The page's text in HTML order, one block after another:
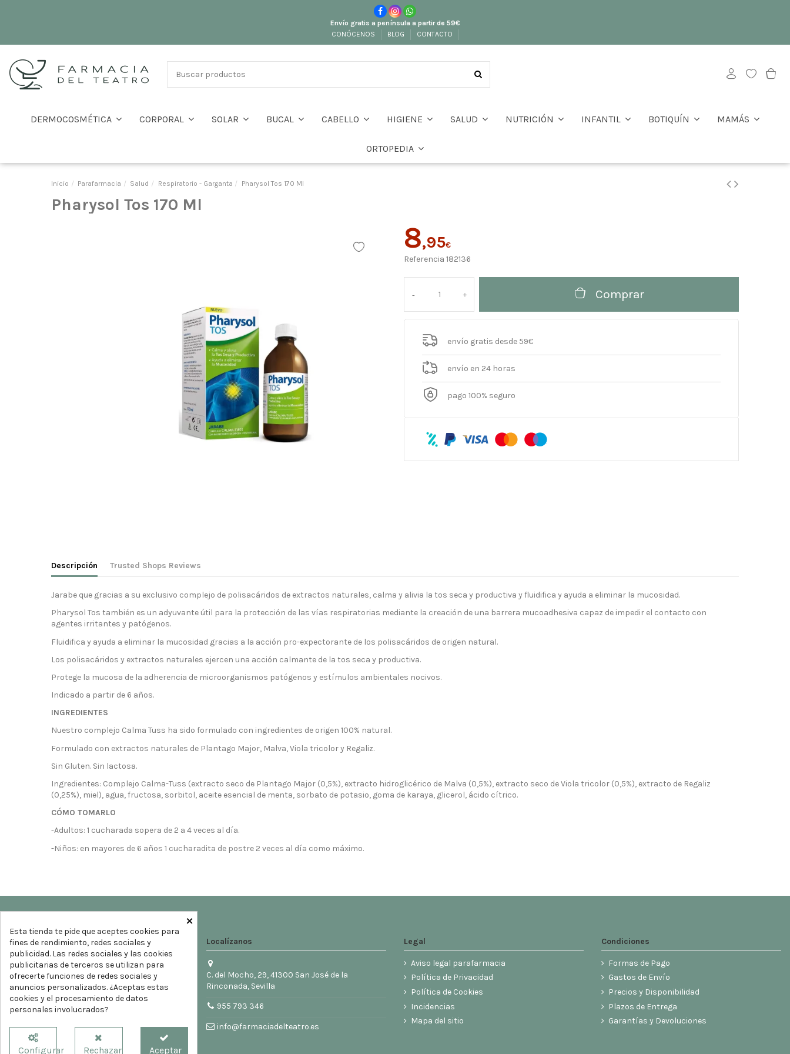
Envío gratis a península a partir de 59€
CONÓCENOS
BLOG CONTACTO
DERMOCOSMÉTICA CORPORAL SOLAR BUCAL CABELLO HIGIENE SALUD NUTRICIÓN INFANTIL BOTIQUÍN MAMÁS
ORTOPEDIA
Inicio Parafarmacia Salud Respiratorio - Garganta Pharysol Tos 170 Ml
Pharysol Tos 170 Ml
8,95€
Referencia 182136
Comprar
envío gratis desde 59€
envío en 24 horas
pago 100% seguro
Descripción Trusted Shops Reviews
Jarabe que gracias a su exclusivo complejo de polisacáridos de extractos naturales, calma y alivia la tos seca y productiva y fluidifica y ayuda a eliminar la mucosidad.
Pharysol Tos también es un adyuvante útil para la protección de las vías respiratorias mediante la creación de una barrera mucoadhesiva capaz de impedir el contacto con
agentes irritantes y patógenos.
Fluidifica y ayuda a eliminar la mucosidad gracias a la acción pro-expectorante de los polisacáridos de origen natural.
Los polisacáridos y extractos naturales ejercen una acción calmante de la tos seca y productiva.
Protege la mucosa de la adherencia de microorganismos patógenos y estímulos ambientales nocivos.
Indicado a partir de 6 años.
INGREDIENTES
Nuestro complejo Calma Tuss ha sido formulado con ingredientes de origen 100% natural.
Formulado con extractos naturales de Plantago Major, Malva, Viola tricolor y Regaliz.
Sin Gluten. Sin lactosa.
Ingredientes: Complejo Calma-Tuss (extracto seco de Plantago Major (0,5%), extracto hidroglicérico de Malva (0,5%), extracto seco de Viola tricolor (0,5%), extracto de Regaliz
(0,25%), miel), agua, fructosa, sorbitol, aceite esencial de menta, sorbato de potasio, goma de karaya, glicerol, ácido cítrico.
CÓMO TOMARLO
-Adultos: 1 cucharada sopera de 2 a 4 veces al día.
-Niños: en mayores de 6 años 1 cucharadita de postre 2 veces al día como máximo.
Localízanos
C. del Mocho, 29, 41300 San José de la
Rinconada, Sevilla
955 793 346
info@farmaciadelteatro.es
Legal
Aviso legal parafarmacia
Política de Privacidad
Política de Cookies
Incidencias
Mapa del sitio
Condiciones
Formas de Pago
Gastos de Envío
Precios y Disponibilidad
Plazos de Entrega
Garantías y Devoluciones
×
Esta tienda te pide que aceptes cookies para
fines de rendimiento, redes sociales y
publicidad. Las redes sociales y las cookies
publicitarias de terceros se utilizan para
ofrecerte funciones de redes sociales y
anuncios personalizados. ¿Aceptas estas
cookies y el procesamiento de datos
personales involucrados?
Configurar Rechazar Aceptar